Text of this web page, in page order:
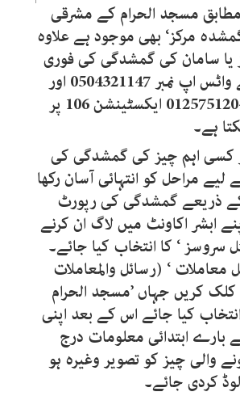
مسجد الحرام کے مشرقی
مرکز‘ بھی موجود ہے علاوہ
یا سامان کی گمشدگی کی فوری
رپورٹ کے لیے واٹس اپ نمبر 0504321147 اور
لینڈ لائن نمبر 0125751204 ایکسٹینشن 106 پر
ہے۔
کسی اہم چیز کی گمشدگی کی
مراحل کو انتہائی آسان رکھا
ذریعے گمشدگی کی رپورٹ
ابشر اکاونٹ میں لاگ ان کرنے
سروسز ‘ کا انتخاب کیا جائے۔
معاملات ‘ (رسائل والمعاملات
کلک کریں جہاں ’مسجد الحرام
کیا جائے اس کے بعد اپنی
ابتدائی معلومات درج
والی چیز کو تصویر وغیرہ ہو
کردی جائے۔